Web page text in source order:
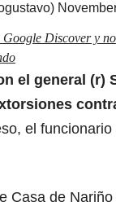
Discover y
el general (r)
el
Casa de